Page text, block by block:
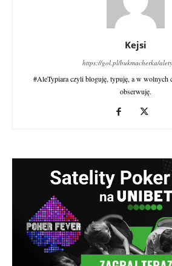
Kejsi
https://gol.pl/bukmacherka/
#AleTypiara czyli bloguję, typuję, a w wolnych
obserwuję.